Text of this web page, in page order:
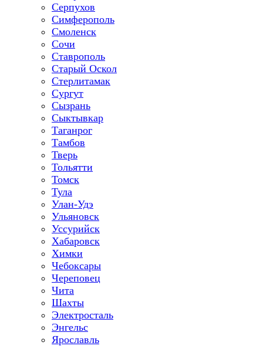
Серпухов
Симферополь
Смоленск
Сочи
Ставрополь
Старый Оскол
Стерлитамак
Сургут
Сызрань
Сыктывкар
Таганрог
Тамбов
Тверь
Тольятти
Томск
Тула
Улан-Удэ
Ульяновск
Уссурийск
Хабаровск
Химки
Чебоксары
Череповец
Чита
Шахты
Электросталь
Энгельс
Ярославль